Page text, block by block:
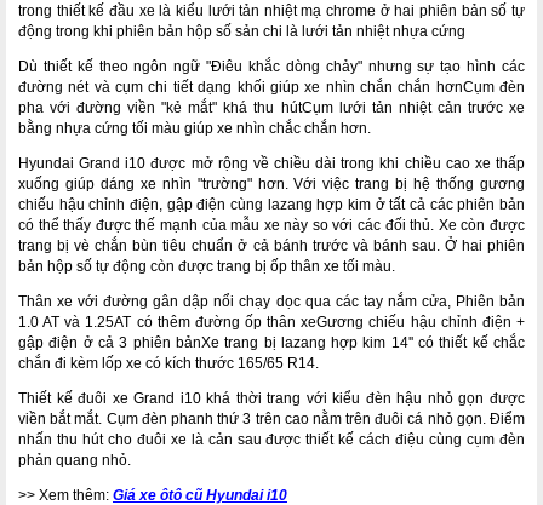
trong thiết kế đầu xe là kiểu lưới tản nhiệt mạ chrome ở hai phiên bản số tự
động trong khi phiên bản hộp số sản chi là lưới tản nhiệt nhựa cứng
Dù thiết kế theo ngôn ngữ "Điêu khắc dòng chảy" nhưng sự tạo hình các
đường nét và cụm chi tiết dạng khối giúp xe nhìn chắn chắn hơnCụm đèn
pha với đường viền "kẻ mắt" khá thu hútCụm lưới tản nhiệt cản trước xe
bằng nhựa cứng tối màu giúp xe nhìn chắc chắn hơn.
Hyundai Grand i10 được mở rộng về chiều dài trong khi chiều cao xe thấp
xuống giúp dáng xe nhìn "trường" hơn. Với việc trang bị hệ thống gương
chiếu hậu chỉnh điện, gập điện cùng lazang hợp kim ở tất cả các phiên bản
có thể thấy được thế mạnh của mẫu xe này so với các đối thủ. Xe còn được
trang bị vè chắn bùn tiêu chuẩn ở cả bánh trước và bánh sau. Ở hai phiên
bản hộp số tự động còn được trang bị ốp thân xe tối màu.
Thân xe với đường gân dập nổi chạy dọc qua các tay nắm cửa, Phiên bản
1.0 AT và 1.25AT có thêm đường ốp thân xeGương chiếu hậu chỉnh điện +
gập điện ở cả 3 phiên bảnXe trang bị lazang hợp kim 14'' có thiết kế chắc
chắn đi kèm lốp xe có kích thước 165/65 R14.
Thiết kế đuôi xe Grand i10 khá thời trang với kiểu đèn hậu nhỏ gọn được
viền bắt mắt. Cụm đèn phanh thứ 3 trên cao nằm trên đuôi cá nhỏ gọn. Điểm
nhấn thu hút cho đuôi xe là cản sau được thiết kế cách điệu cùng cụm đèn
phản quang nhỏ.
>> Xem thêm: Giá xe ôtô cũ Hyundai i10